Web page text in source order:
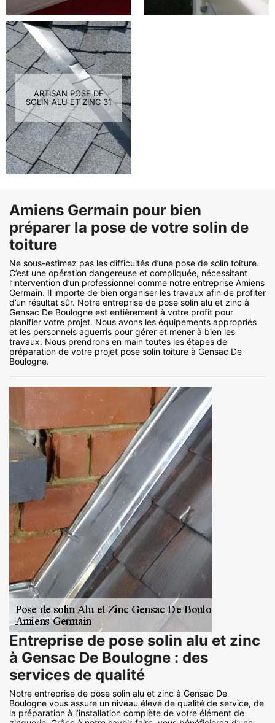
ARTISAN POSE DE
SOLIN ALU ET ZINC 31
Amiens Germain pour bien
préparer la pose de votre solin de
toiture
Ne sous-estimez pas les difficultés d’une pose de solin toiture.
C’est une opération dangereuse et compliquée, nécessitant
l’intervention d’un professionnel comme notre entreprise Amiens
Germain. Il importe de bien organiser les travaux afin de profiter
d’un résultat sûr. Notre entreprise de pose solin alu et zinc à
Gensac De Boulogne est entièrement à votre profit pour
planifier votre projet. Nous avons les équipements appropriés
et les personnels aguerris pour gérer et mener à bien les
travaux. Nous prendrons en main toutes les étapes de
préparation de votre projet pose solin toiture à Gensac De
Boulogne.
Entreprise de pose solin alu et zinc
à Gensac De Boulogne : des
services de qualité
Notre entreprise de pose solin alu et zinc à Gensac De
Boulogne vous assure un niveau élevé de qualité de service, de
la préparation à l’installation complète de votre élément de